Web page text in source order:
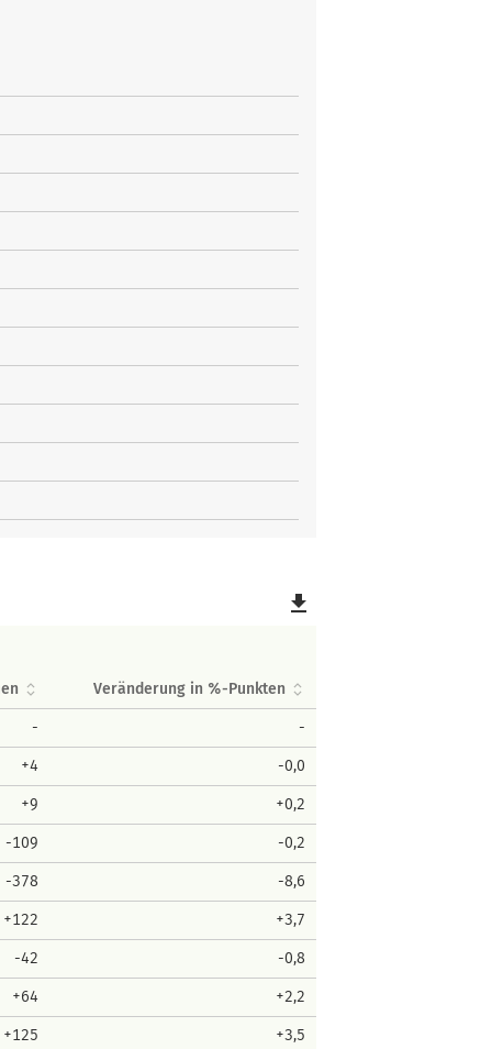
file_download
Veränderung in %-Punkten
- -
+4 -0,0
+9 +0,2
-109 -0,2
-378 -8,6
+122 +3,7
-42 -0,8
+64 +2,2
+125 +3,5